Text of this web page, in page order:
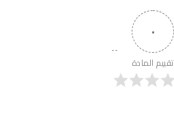
٠
تقييم المادة